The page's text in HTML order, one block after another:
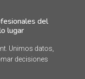
del
lugar
Unimos datos,
decisiones